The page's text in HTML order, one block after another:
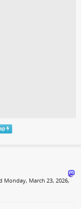
Monday, March 23, 2026,